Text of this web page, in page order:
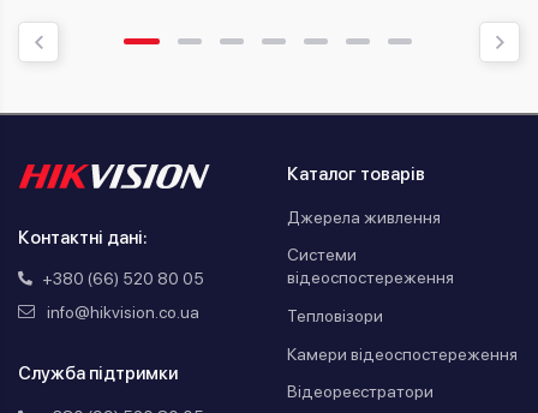
Контактні дані:
+380 (66) 520 80 05
info@hikvision.co.ua
Служба підтримки
Каталог товарів
Джерела живлення
Системи
відеоспостереження
Тепловізори
Камери відеоспостереження
Відеореєстратори